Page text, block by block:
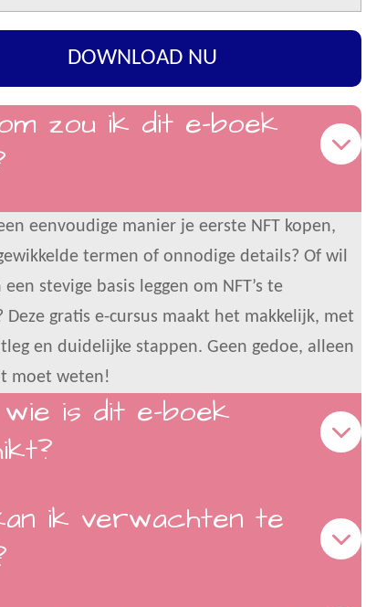
M
e
S
t
n
DOWNLOAD NU
zou ik dit e-boek
eenvoudige manier je eerste NFT kopen,
termen of onnodige details? Of wil
stevige basis leggen om NFT’s te
Deze gratis e-cursus maakt het makkelijk, met
en duidelijke stappen. Geen gedoe, alleen
moet weten!
is dit e-boek
ik verwachten te